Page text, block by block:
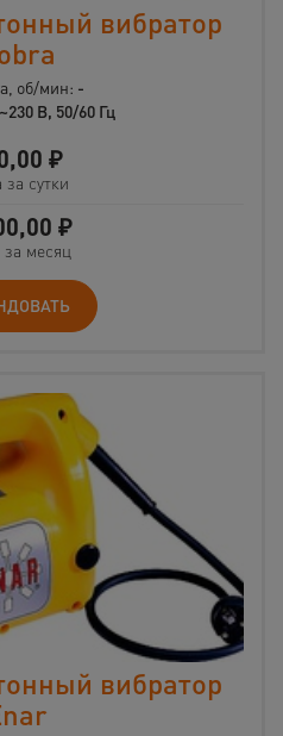
вибратор
об/мин: -
В, 50/60 Гц
₽
сутки
₽
месяц
вибратор